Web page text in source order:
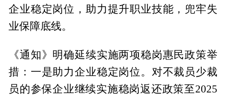
企业稳定岗位，助力提升职业技能，兜牢失
业保障底线。
《通知》明确延续实施两项稳岗惠民政策举
措：一是助力企业稳定岗位。对不裁员少裁
员的参保企业继续实施稳岗返还政策至2025